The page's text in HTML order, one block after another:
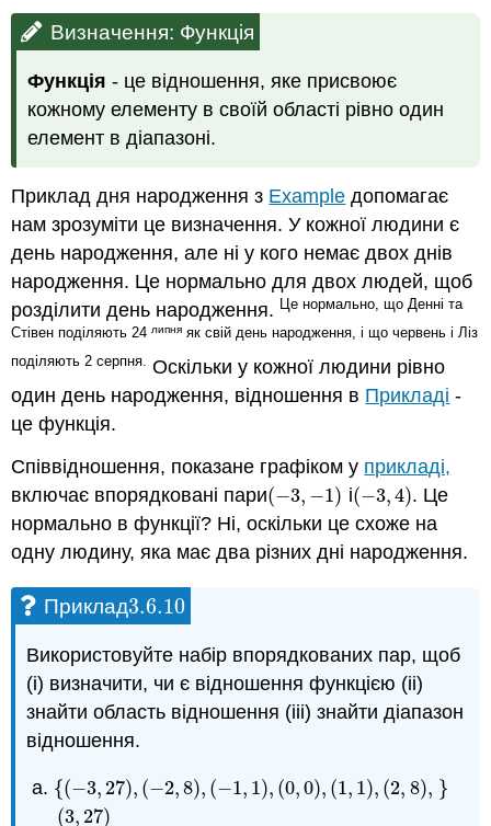
Визначення: Функція
Функція - це відношення, яке присвоює
кожному елементу в своїй області рівно один
елемент в діапазоні.
Приклад дня народження з Example допомагає
нам зрозуміти це визначення. У кожної людини є
день народження, але ні у кого немає двох днів
народження. Це нормально для двох людей, щоб
розділити день народження. Це нормально, що Денні та
Стівен поділяють 24липня як свій день народження, і що червень і Ліз
поділяють 2 серпня. Оскільки у кожної людини рівно
один день народження, відношення в Прикладі -
це функція.
Співвідношення, показане графіком у прикладі,
включає впорядковані пари(−3, −1)
(−3,−1) і(−3,4)
(−3,4) . Це
нормально в функції? Ні, оскільки це схоже на
одну людину, яка має два різних дні народження.
Приклад3.6.10
3.6.10
Використовуйте набір впорядкованих пар, щоб
(i) визначити, чи є відношення функцією (ii)
знайти область відношення (iii) знайти діапазон
відношення.
{(−3, 27), (−2,8), (−1, 1), (0, 0), (1, 1), (2, 8),
(3, 27)
}
{ (−3,27),(−2,8) ,(− 1,1),(0,0),(1,1 ),(2 ,8) ,(3, 27) }